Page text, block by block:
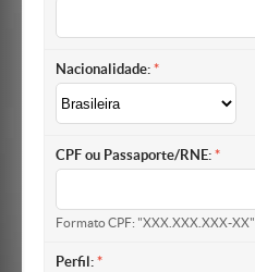
Nacionalidade:
CPF ou Passaporte/RNE:
Formato CPF: "XXX.XXX.XXX-XX"
Perfil: